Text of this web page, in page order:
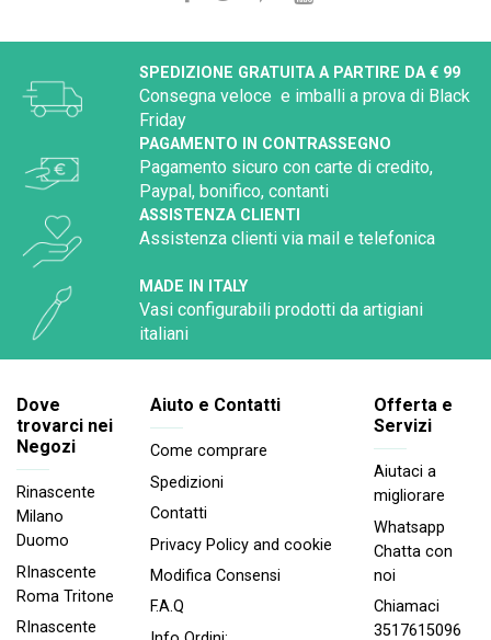
SPEDIZIONE GRATUITA A PARTIRE DA € 99
Consegna veloce e imballi a prova di Black
Friday
PAGAMENTO IN CONTRASSEGNO
Pagamento sicuro con carte di credito,
Paypal, bonifico, contanti
ASSISTENZA CLIENTI
Assistenza clienti via mail e telefonica
MADE IN ITALY
Vasi configurabili prodotti da artigiani
italiani
Dove
trovarci nei
Negozi
Rinascente
Milano
Duomo
RInascente
Roma Tritone
RInascente
Aiuto e Contatti
Come comprare
Spedizioni
Contatti
Privacy Policy and cookie
Modifica Consensi
F.A.Q
Offerta e
Servizi
Aiutaci a
migliorare
Whatsapp
Chatta con
noi
Chiamaci
3517615096